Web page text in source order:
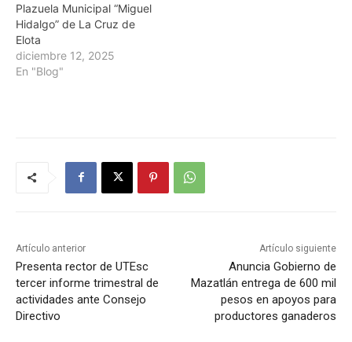
Plazuela Municipal “Miguel
Hidalgo” de La Cruz de
Elota
diciembre 12, 2025
En "Blog"
Artículo anterior
Presenta rector de UTEsc
tercer informe trimestral de
actividades ante Consejo
Directivo
Artículo siguiente
Anuncia Gobierno de
Mazatlán entrega de 600 mil
pesos en apoyos para
productores ganaderos